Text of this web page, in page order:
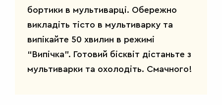
бортики в мультиварці. Обережно
викладіть тісто в мультиварку та
випікайте 50 хвилин в режимі
“Випічка”. Готовий бісквіт дістаньте з
мультиварки та охолодіть. Смачного!